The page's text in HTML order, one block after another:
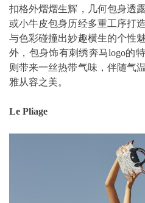
扣格外熠熠生辉，几何包身透
或小牛皮包身历经多重工序打
与色彩碰撞出妙趣横生的个性
外，包身饰有刺绣奔马logo的
则带来一丝热带气味，伴随气
雅从容之美。
Le Pliage